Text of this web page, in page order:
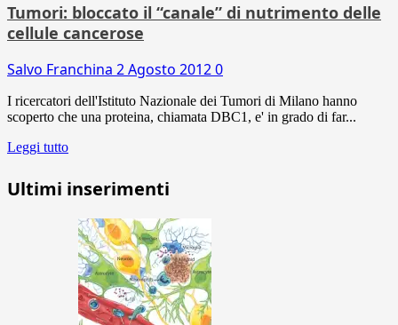
Tumori: bloccato il “canale” di nutrimento delle
cellule cancerose
Salvo Franchina 2 Agosto 20120
I ricercatori dell'Istituto Nazionale dei Tumori di Milano hanno
scoperto che una proteina, chiamata DBC1, e' in grado di far...
Leggi tutto
Ultimi inserimenti